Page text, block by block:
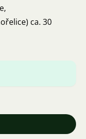
ca. 30